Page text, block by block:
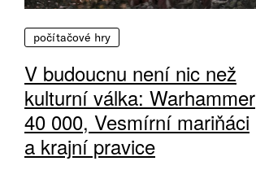
počítačové hry
V budoucnu není nic než
kulturní válka: Warhammer
40 000, Vesmírní mariňáci
a krajní pravice